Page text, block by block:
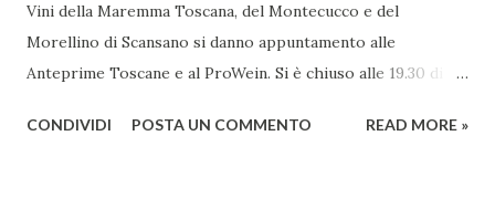
Vini della Maremma Toscana, del Montecucco e del
Morellino di Scansano si danno appuntamento alle
Anteprime Toscane e al ProWein. Si è chiuso alle 19.30 di
presso l’Hotel Regina di Vienna dalla società Wein & Kultur,
CONDIVIDI POSTA UN COMMENTO READ MORE »